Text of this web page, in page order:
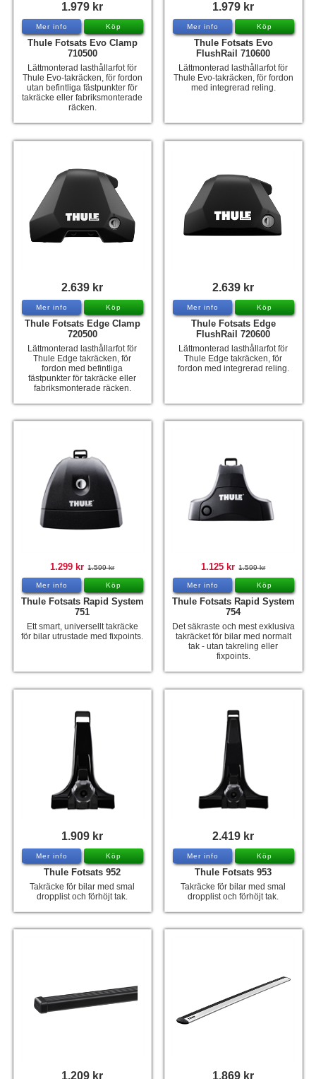
1.979 kr
Mer info Köp
Thule Fotsats Evo Clamp
710500
Lättmonterad lasthållarfot för
Thule Evo-takräcken, för fordon
utan befintliga fästpunkter för
takräcke eller fabriksmonterade
räcken.
1.979 kr
Mer info Köp
Thule Fotsats Evo
FlushRail 710600
Lättmonterad lasthållarfot för
Thule Evo-takräcken, för fordon
med integrerad reling.
2.639 kr
Mer info Köp
Thule Fotsats Edge Clamp
720500
Lättmonterad lasthållarfot för
Thule Edge takräcken, för
fordon med befintliga
fästpunkter för takräcke eller
fabriksmonterade räcken.
2.639 kr
Mer info Köp
Thule Fotsats Edge
FlushRail 720600
Lättmonterad lasthållarfot för
Thule Edge takräcken, för
fordon med integrerad reling.
1.299 kr 1.599 kr
Mer info Köp
Thule Fotsats Rapid System
751
Ett smart, universellt takräcke
för bilar utrustade med fixpoints.
1.125 kr 1.599 kr
Mer info Köp
Thule Fotsats Rapid System
754
Det säkraste och mest exklusiva
takräcket för bilar med normalt
tak - utan takreling eller
fixpoints.
1.909 kr
Mer info Köp
Thule Fotsats 952
Takräcke för bilar med smal
dropplist och förhöjt tak.
2.419 kr
Mer info Köp
Thule Fotsats 953
Takräcke för bilar med smal
dropplist och förhöjt tak.
1.209 kr 1.869 kr